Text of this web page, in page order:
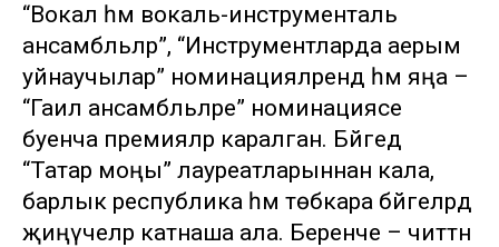
“Вокал һәм вокаль-инструменталь
ансамбльләр”, “Инструментларда аерым
уйнаучылар” номинацияләрендә һәм яңа –
“Гаилә ансамбльләре” номинациясе
буенча премияләр каралган. Бәйгедә
“Татар моңы” лауреатларыннан кала,
барлык республика һәм төбәкара бәйгеләрдә
җиңүчеләр катнаша ала. Беренче – читтән